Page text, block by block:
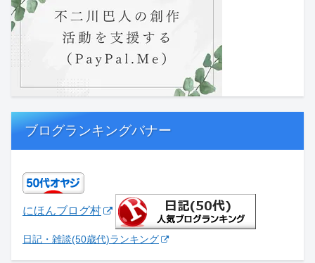
ブログランキングバナー
にほんブログ村
日記・雑談(50歳代)ランキング